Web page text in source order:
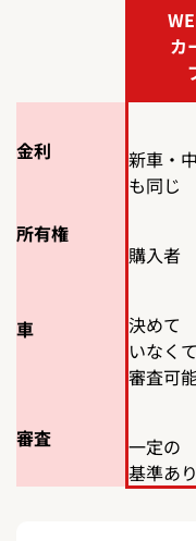
カ
金利
新車・
も同じ
所有権
購入者
車
決めて
いなく
審査可
審査
一定の
基準あり